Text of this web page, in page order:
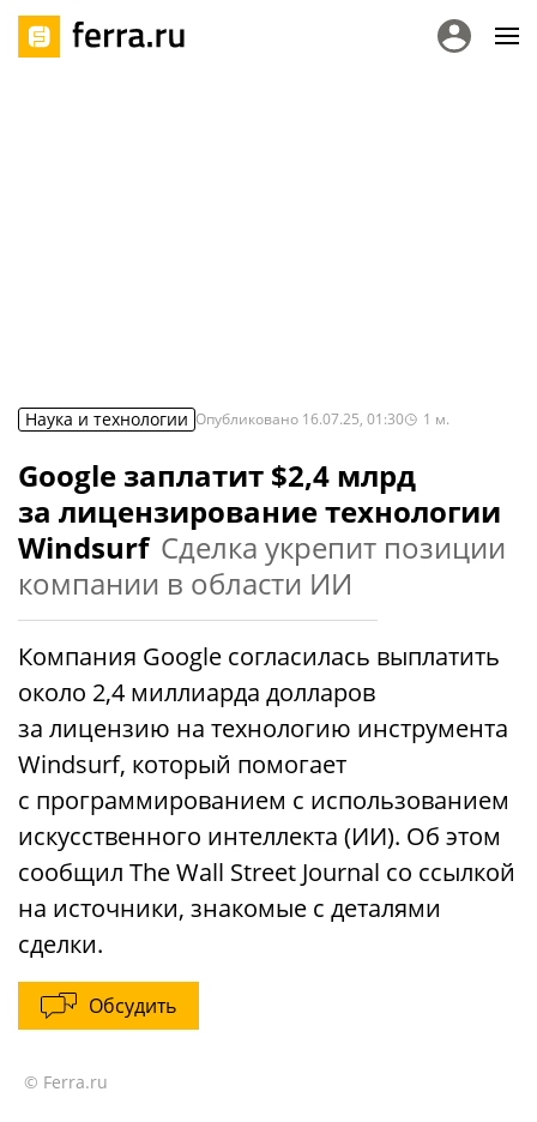
Наука и технологии Опубликовано 16.07.25, 01:30 1 м.
Google заплатит $2,4 млрд
за лицензирование технологии
Windsurf Сделка укрепит позиции
компании в области ИИ
Компания Google согласилась выплатить
около 2,4 миллиарда долларов
за лицензию на технологию инструмента
Windsurf, который помогает
с программированием с использованием
искусственного интеллекта (ИИ). Об этом
сообщил The Wall Street Journal со ссылкой
на источники, знакомые с деталями
сделки.
Обсудить
© Ferra.ru